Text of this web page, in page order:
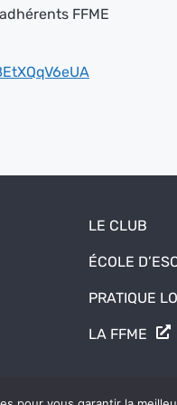
FFME
LE CLUB
ÉCOLE
PRATIQUE
LA FFME